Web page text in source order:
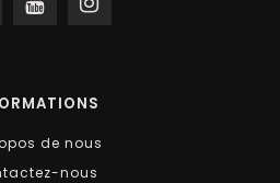
de nous
nous